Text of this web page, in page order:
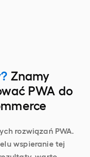
Znamy
PWA do
rozwiązań PWA.
wspieranie tej